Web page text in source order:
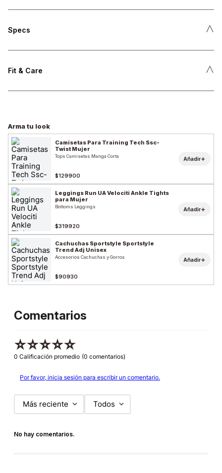
Specs ˄
Fit & Care ˄
Arma tu look
Camisetas Para Training Tech Ssc-
Twist Mujer
Tops Camisetas Manga Corta
$129900
Añadir+
Leggings Run UA Velociti Ankle Tights
para Mujer
Bottoms Leggings
$319920
Añadir+
Cachuchas Sportstyle Sportstyle
Trend Adj Unisex
Accesorios Cachuchas y Gorros
$90930
Añadir+
Comentarios
☆☆☆☆☆
0 Calificación promedio (0 comentarios)
Por favor, inicia sesión para escribir un comentario.
Más reciente Todos
No hay comentarios.